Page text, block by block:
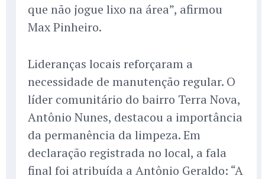
que não jogue lixo na área”, afirmou
Max Pinheiro.
Lideranças locais reforçaram a
necessidade de manutenção regular. O
líder comunitário do bairro Terra Nova,
Antônio Nunes, destacou a importância
da permanência da limpeza. Em
declaração registrada no local, a fala
final foi atribuída a Antônio Geraldo: “A